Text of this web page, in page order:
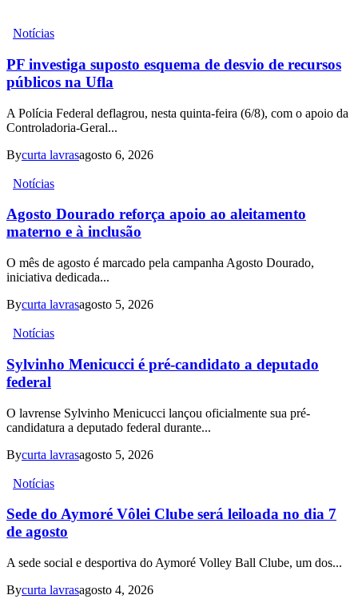
Notícias
PF investiga suposto esquema de desvio de recursos
públicos na Ufla
A Polícia Federal deflagrou, nesta quinta-feira (6/8), com o apoio da
Controladoria-Geral...
Bycurta lavrasagosto 6, 2026
Notícias
Agosto Dourado reforça apoio ao aleitamento
materno e à inclusão
O mês de agosto é marcado pela campanha Agosto Dourado,
iniciativa dedicada...
Bycurta lavrasagosto 5, 2026
Notícias
Sylvinho Menicucci é pré-candidato a deputado
federal
O lavrense Sylvinho Menicucci lançou oficialmente sua pré-
candidatura a deputado federal durante...
Bycurta lavrasagosto 5, 2026
Notícias
Sede do Aymoré Vôlei Clube será leiloada no dia 7
de agosto
A sede social e desportiva do Aymoré Volley Ball Clube, um dos...
Bycurta lavrasagosto 4, 2026